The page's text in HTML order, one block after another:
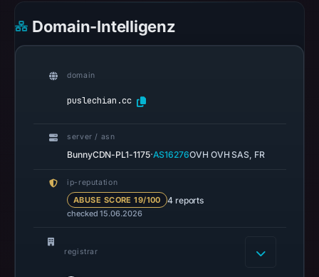
1,
2026
UTC.
recorded
result
on
Domain-Intelligenz
domain
puslechian.cc
server / asn
BunnyCDN-PL1-1175·AS16276OVH OVH SAS, FR
ip-reputation
ABUSE SCORE 19/100 4 reports
checked 15.06.2026
registrar